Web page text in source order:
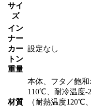
サイ
ズ
イン
ナー
カー
トン
重量
設定なし
材質
本体、フタ／飽
110℃、耐冷温度-
（耐熱温度120℃